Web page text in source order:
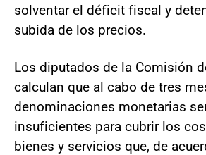
solventar el déficit fiscal y
subida de los precios.
Los diputados de la Comisión
calculan que al cabo de tres
denominaciones monetarias
insuficientes para cubrir los
bienes y servicios que, de